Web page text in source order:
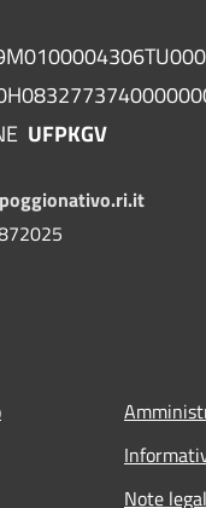
UFPKGV
Note